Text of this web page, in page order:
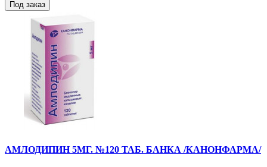
Под заказ
АМЛОДИПИН 5МГ. №120 ТАБ. БАНКА /КАНОНФАРМА/